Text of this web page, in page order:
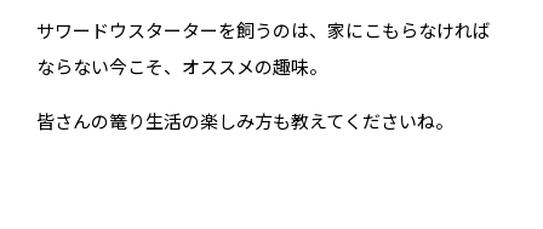
サワードウスターターを飼うのは、家にこもらなければ
ならない今こそ、オススメの趣味。
皆さんの篭り生活の楽しみ方も教えてくださいね。